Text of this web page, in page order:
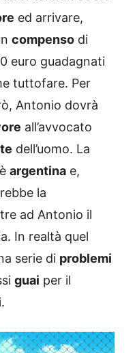
ed arrivare,
compenso di
euro guadagnati
tuttofare. Per
Antonio dovrà
all’avvocato
dell’uomo. La
argentina e,
la
ad Antonio il
In realtà quel
serie di problemi
guai per il